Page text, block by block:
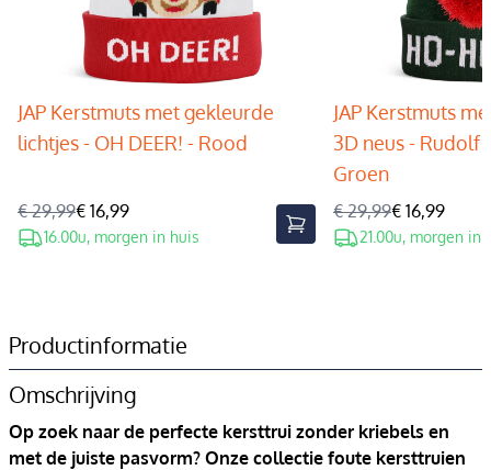
JAP Kerstmuts met gekleurde
lichtjes - OH DEER! - Rood
€ 29,99€ 16,99
16.00u, morgen in huis
JAP Kerstmuts
3D neus - Rudolf
Groen
€ 29,99€ 16,99
21.00u, morgen in
Productinformatie
Omschrijving
Op zoek naar de perfecte kersttrui zonder kriebels en
met de juiste pasvorm? Onze collectie foute kersttruien